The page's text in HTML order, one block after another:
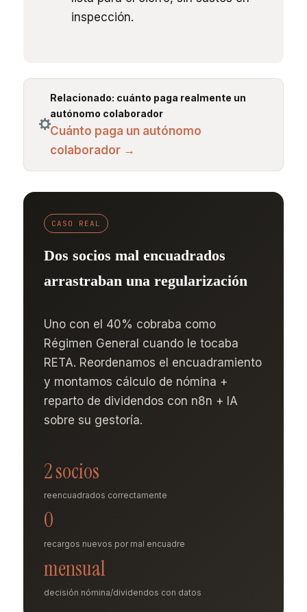
inspección.
Relacionado: cuánto paga realmente un
autónomo colaborador
Cuánto paga un autónomo
colaborador →
CASO REAL
Dos socios mal encuadrados
arrastraban una regularización
Uno con el 40% cobraba como
Régimen General cuando le tocaba
RETA. Reordenamos el encuadramiento
y montamos cálculo de nómina +
reparto de dividendos con n8n + IA
sobre su gestoría.
2 socios
reencuadrados correctamente
0
recargos nuevos por mal encuadre
mensual
decisión nómina/dividendos con datos